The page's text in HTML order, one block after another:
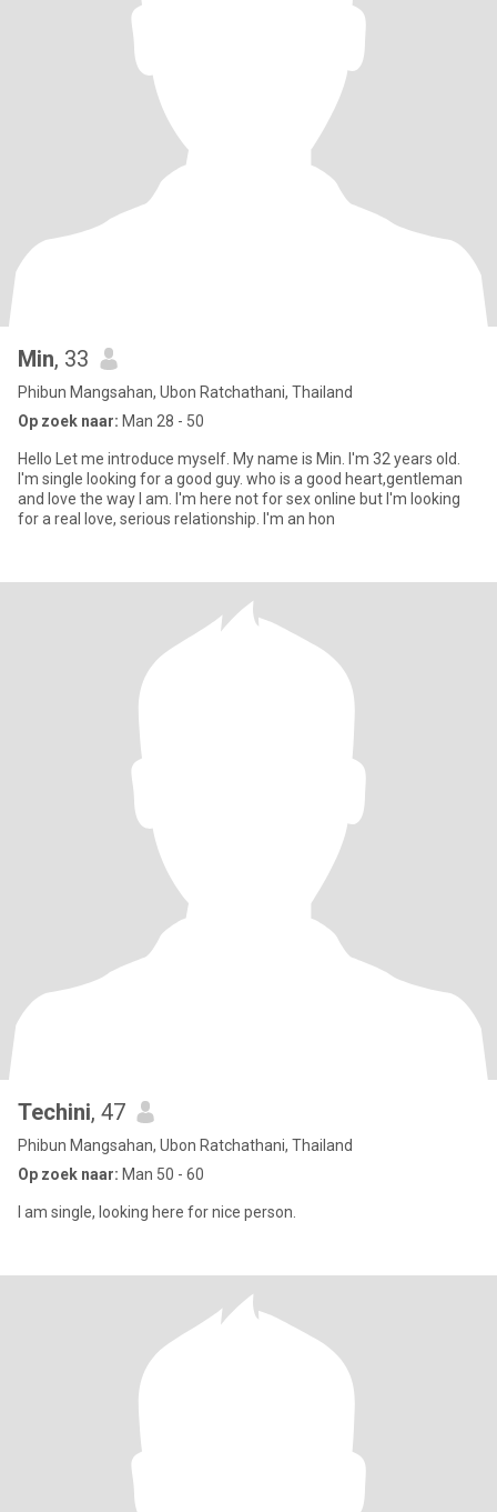
Min, 33
Phibun Mangsahan, Ubon Ratchathani, Thailand
Op zoek naar: Man 28 - 50
Hello Let me introduce myself. My name is Min. I'm 32 years old.
I'm single Iooking for a good guy. who is a good heart,gentleman
and love the way I am. I'm here not for sex online but I'm looking
for a real love, serious relationship. I'm an hon
Techini, 47
Phibun Mangsahan, Ubon Ratchathani, Thailand
Op zoek naar: Man 50 - 60
I am single, looking here for nice person.